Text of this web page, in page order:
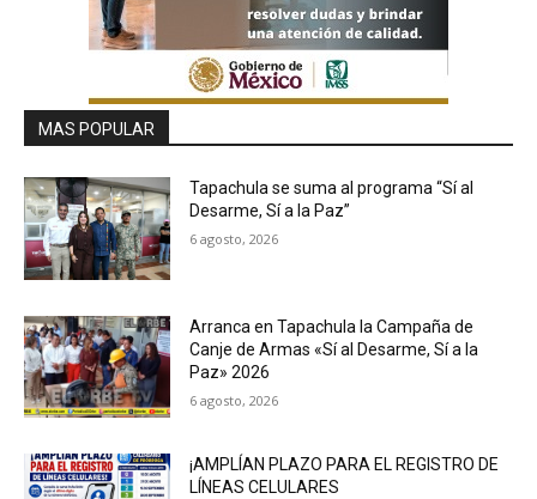
MAS POPULAR
Tapachula se suma al programa “Sí al
Desarme, Sí a la Paz”
6 agosto, 2026
Arranca en Tapachula la Campaña de
Canje de Armas «Sí al Desarme, Sí a la
Paz» 2026
6 agosto, 2026
¡AMPLÍAN PLAZO PARA EL REGISTRO DE
LÍNEAS CELULARES